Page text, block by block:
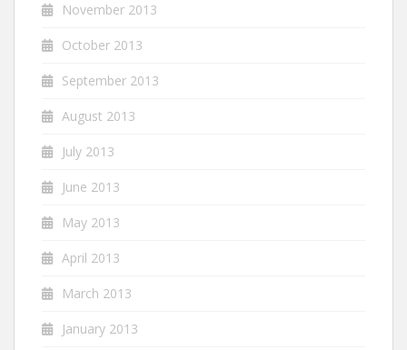
November 2013
October 2013
September 2013
August 2013
July 2013
June 2013
May 2013
April 2013
March 2013
January 2013